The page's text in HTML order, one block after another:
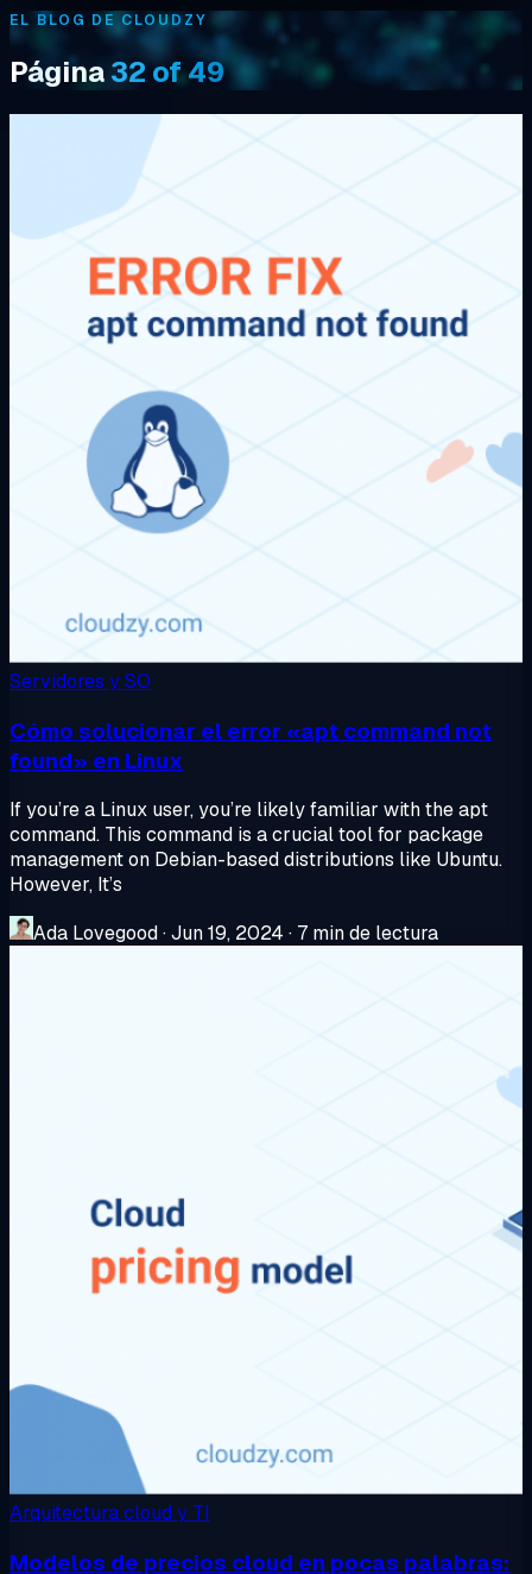
EL BLOG DE CLOUDZY
Página32 of 49
Servidores y SO
Cómo solucionar el error «apt command not
found» en Linux
If you’re a Linux user, you’re likely familiar with the apt
command. This command is a crucial tool for package
management on Debian-based distributions like Ubuntu.
However, It’s
Ada Lovegood·Jun 19, 2024 · 7 min de lectura
Arquitectura cloud y TI
Modelos de precios cloud en pocas palabras: